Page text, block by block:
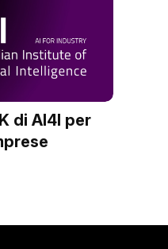
di AI4I per